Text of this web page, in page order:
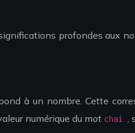
profondes aux
à un nombre. Cette
numérique du mot chai ,